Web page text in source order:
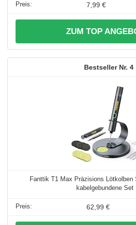
7,99 €
ZUM TOP
4
Fanttik T1 Max Präzisions Lötkolben
kabelgebundene Set
62,99 €